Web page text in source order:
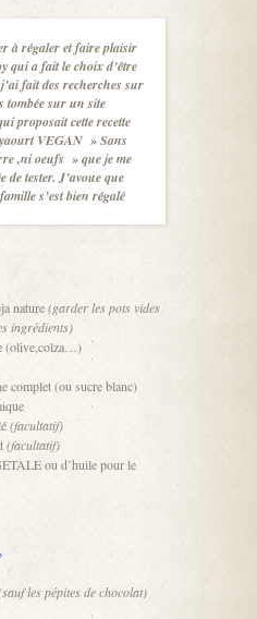
à régaler et faire plaisir
qui a fait le choix d’être
fait des recherches sur
tombée sur un site
proposait cette recette
VEGAN » Sans
,ni oeufs » que je me
de tester. J’avoue que
s’est bien régalé
nature(garder les pots vides
ingrédients)
(olive,colza…)
complet (ou sucre blanc)
(facultatif)
(facultatif)
ou d’huile pour le
les pépites de chocolat)